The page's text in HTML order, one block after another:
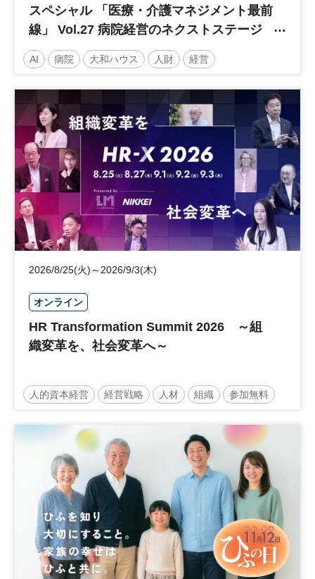
スペシャル 「医療・介護マネジメント最前
線」 Vol.27 病院経営のネクストステージ
～診療報酬改定のその先 AI・DX・人財戦
略で描く持続可能な未来へ～
AI 病院 大和ハウス 人財 経営
医療・介護マネジメント 医療 人材 人材戦略
日経健康セミナー 病院経営 DX 診療報酬
参加無料 土日祝開催
2026/8/25(火)～2026/9/3(木)
オンライン
HR Transformation Summit 2026 ～組
織変革を、社会変革へ～
人的資本経営 経営戦略 人材 組織 参加無料